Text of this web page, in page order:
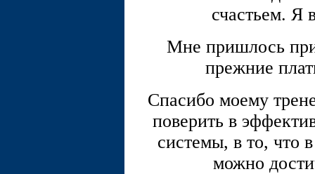
счастьем. Я
Мне пришлось
прежние
Спасибо моему
поверить в
системы, в то, что
можно